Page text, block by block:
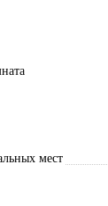
мест